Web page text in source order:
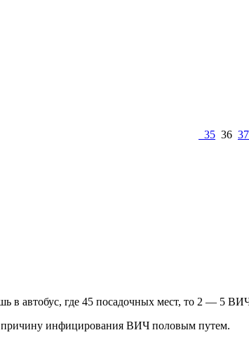
35 36
в автобус, где 45 посадочных мест, то 2 — 5
инфицирования ВИЧ половым путем.